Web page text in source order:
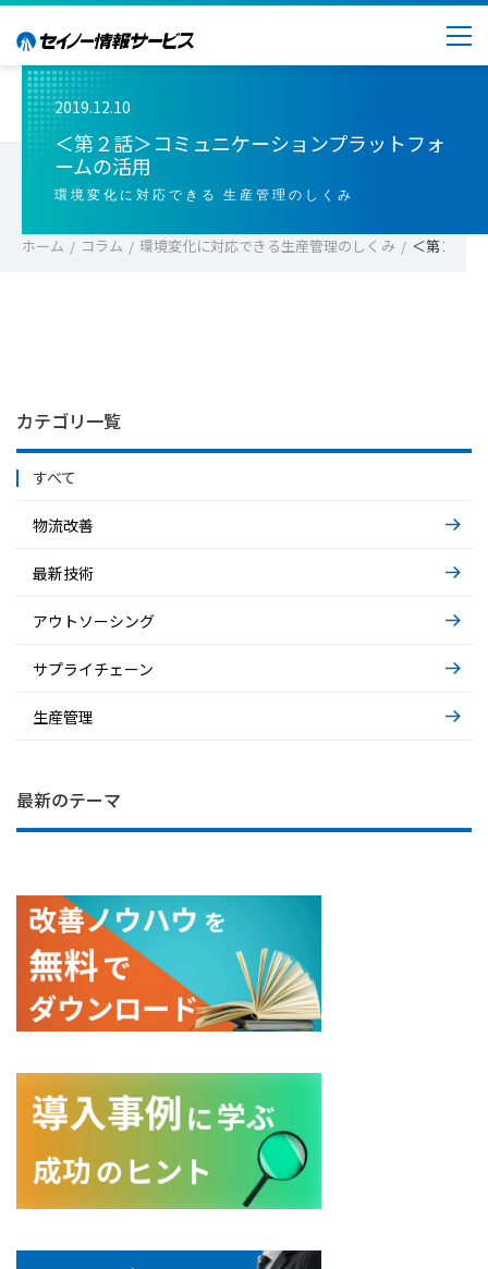
2019.12.10
＜第２話＞コミュニケーションプラットフォ
ームの活用
環境変化に対応できる 生産管理のしくみ
ホーム コラム 環境変化に対応できる生産管理のしくみ ＜第２話
カテゴリ一覧
すべて
物流改善
最新技術
アウトソーシング
サプライチェーン
生産管理
最新のテーマ
IT部門の困りごと… システム運用の裏側
基礎から解説～AIエージェント～
基礎から解説～物流アウトソーシング～